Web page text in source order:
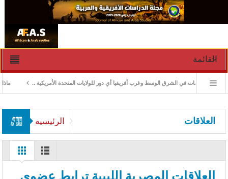
القائمة
ماذا ادارة الأزمات في الشرق الوسط وغرب أفريقيا أي دور للولايات المتحدة الأمريكية ..
الرئيسيه العلاقات